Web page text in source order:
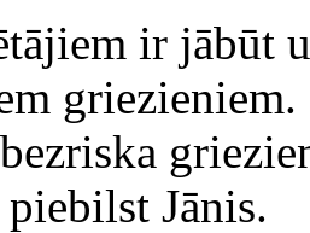
ir jābūt
Jānis.